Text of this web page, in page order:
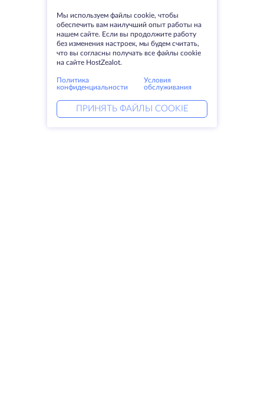
Мы используем файлы cookie, чтобы
обеспечить вам наилучший опыт работы на
нашем сайте. Если вы продолжите работу
без изменения настроек, мы будем считать,
что вы согласны получать все файлы cookie
на сайте HostZealot.
Политика
конфиденциальности
Условия
обслуживания
ПРИНЯТЬ ФАЙЛЫ COOKIE